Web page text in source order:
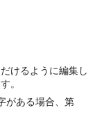
けるように編集し
。
がある場合、第